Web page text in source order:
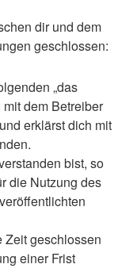
dir und dem
geschlossen:
„das
dem Betreiber
erklärst dich mit
bist, so
die Nutzung des
Zeit geschlossen
einer Frist